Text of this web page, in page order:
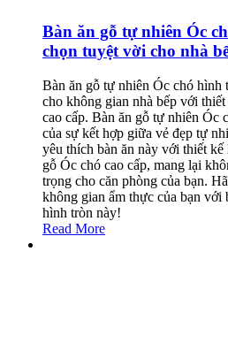
Bàn ăn gỗ tự nhiên Óc
chọn tuyệt vời cho nhà
Bàn ăn gỗ tự nhiên Óc chó hình
cho không gian nhà bếp với
cao cấp. Bàn ăn gỗ tự nhiên Óc
của sự kết hợp giữa vẻ đẹp tự
yêu thích bàn ăn này với thiết
gỗ Óc chó cao cấp, mang lại
trọng cho căn phòng của bạn.
không gian ẩm thực của bạn với
hình tròn này!
Read More